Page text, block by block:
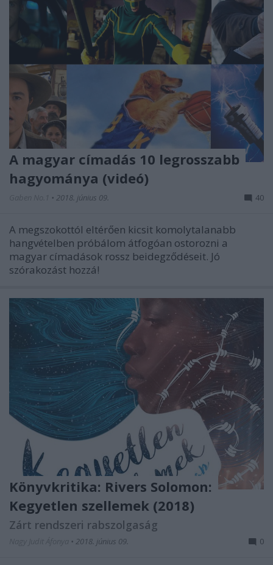
A magyar címadás 10 legrosszabb
hagyománya (videó)
• 2018. június 09. 40
A megszokottól eltérően kicsit komolytalanabb
hangvételben próbálom átfogóan ostorozni a
magyar címadások rossz beidegződéseit. Jó
szórakozást hozzá!
Könyvkritika: Rivers Solomon:
Kegyetlen szellemek (2018)
Zárt rendszeri rabszolgaság
• 2018. június 09. 0